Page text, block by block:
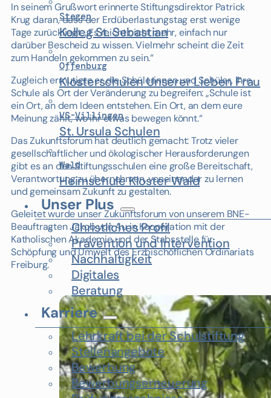
Stegen
Kolleg St. Sebastian
Offenburg
Klosterschulen Unserer Lieben Frau
VS-Villingen
St. Ursula Schulen
Wald
Heimschule Kloster Wald
Unser Plus
Christliches Profil
Prävention und Intervention
Nachhaltigkeit
Digitales
Beratung
Karriere
Lehrkraft bei der Schulstiftung
Stellenangebote
Bewerbung
Bewerbungserneuerung
In seinem Grußwort erinnerte Stiftungsdirektor Patrick
Krug daran, dass der Erdüberlastungstag erst wenige
Tage zurückliegt: „Es reicht nicht mehr, einfach nur
darüber Bescheid zu wissen. Vielmehr scheint die Zeit
zum Handeln gekommen zu sein.“
Zugleich ermutigte er die Schülerinnen und Schüler, ihre
Schule als Ort der Veränderung zu begreifen: „Schule ist
ein Ort, an dem Ideen entstehen. Ein Ort, an dem eure
Meinung zählt, wo ihr etwas bewegen könnt.“
Das Zukunftsforum hat deutlich gemacht: Trotz vieler
gesellschaftlicher und ökologischer Herausforderungen
gibt es an den Stiftungsschulen eine große Bereitschaft,
Verantwortung zu übernehmen, voneinander zu lernen
und gemeinsam Zukunft zu gestalten.
Geleitet wurde unser Zukunftsforum von unserem BNE-
Beauftragten Jakob von Au in Kooperation mit der
Katholischen Akademie und der Stabsstelle für
Schöpfung und Umwelt des Erzbischöflichen Ordinariats
Freiburg.